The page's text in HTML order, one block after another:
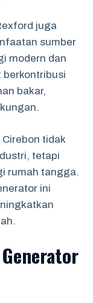
juga
sumber
modern dan
bakar,
tidak
tetapi
rumah tangga.
ini